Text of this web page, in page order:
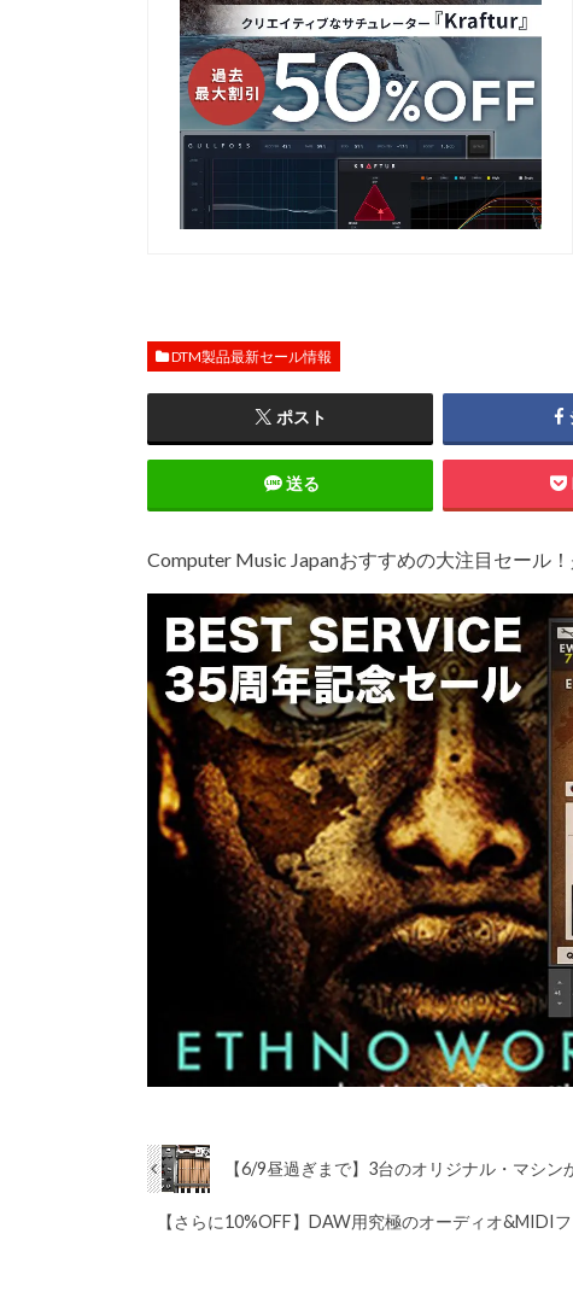
DTM製品最新セール情報
ポスト
送る
Computer Music Japanおすすめの大注目セール
【6/9昼過ぎまで】3台のオリジナル・マシ
【さらに10%OFF】DAW用究極のオーディオ&MIDI